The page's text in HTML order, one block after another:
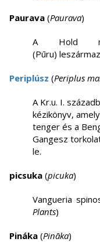
Paurava (Paurava)
A Hold
(Pūru)
Periplúsz (Periplus
A Kr.u. I.
kézikönyv,
tenger és a
Gangesz
le.
picsuka (picuka)
Vangueria
Plants)
Pináka (Pināka)